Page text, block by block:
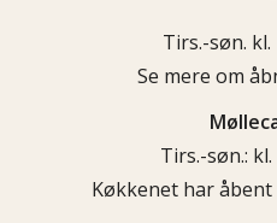
Tirs.-søn. kl.
Se mere om
Tirs.-søn.: kl.
Køkkenet har åbent